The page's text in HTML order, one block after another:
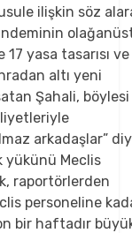
ilişkin söz
yasa tasarısı ve
altı yeni
Şahali,
arkadaşlar”
yükünü Meclis
raportörlerden
personeline
bir haftadır